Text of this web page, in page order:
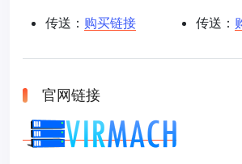
传送： 购买链接
传送：
官网链接